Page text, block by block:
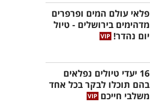
פלאי עולם המים ופרפרים
מדהימים בירושלים - טיול
יום נהדר!
16 יעדי טיולים נפלאים
בהם תוכלו לבקר בכל אחד
משלבי חייכם